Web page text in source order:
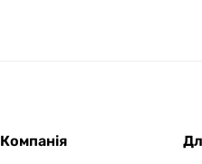
Компанія